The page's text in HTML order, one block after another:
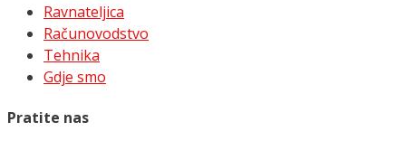
Ravnateljica
Računovodstvo
Tehnika
Gdje smo
Pratite nas